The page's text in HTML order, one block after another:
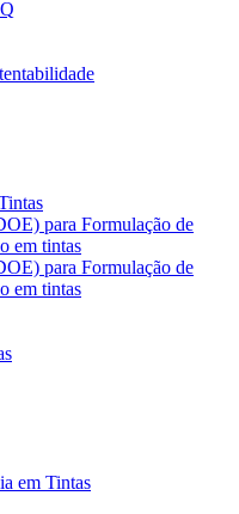
para Formulação de
em tintas
para Formulação de
em tintas
em Tintas